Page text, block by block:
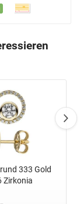
333 Gold
Zirkonia